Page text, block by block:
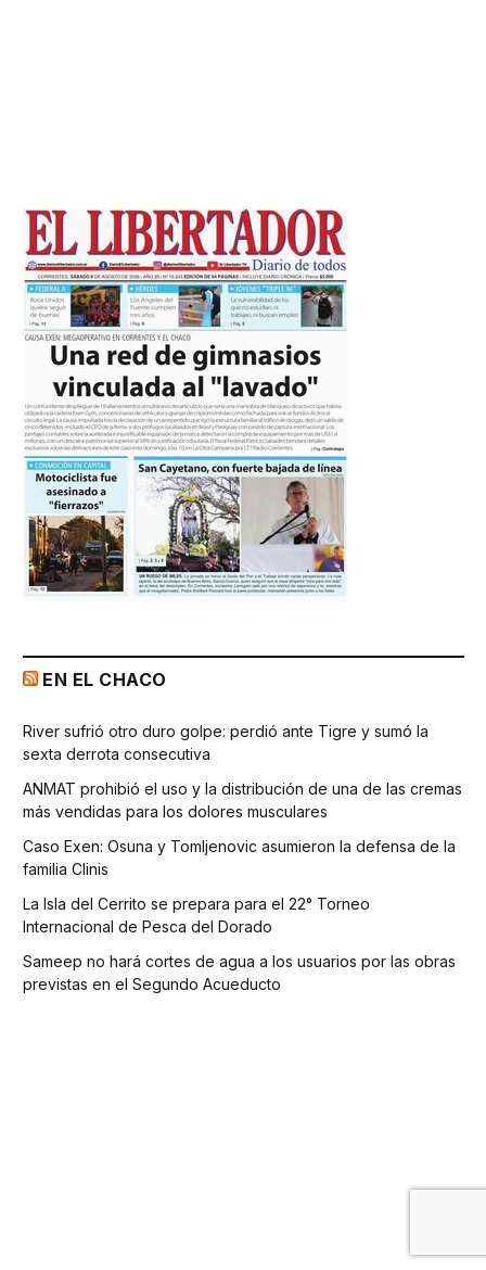
EN EL CHACO
River sufrió otro duro golpe: perdió ante Tigre y sumó la
sexta derrota consecutiva
ANMAT prohibió el uso y la distribución de una de las cremas
más vendidas para los dolores musculares
Caso Exen: Osuna y Tomljenovic asumieron la defensa de la
familia Clinis
La Isla del Cerrito se prepara para el 22° Torneo
Internacional de Pesca del Dorado
Sameep no hará cortes de agua a los usuarios por las obras
previstas en el Segundo Acueducto